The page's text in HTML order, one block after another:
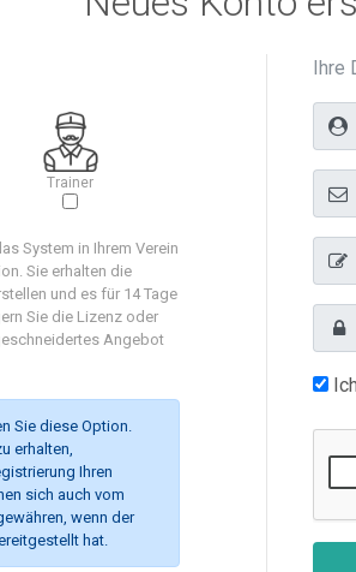
Trainer
System in Ihrem Verein
Sie erhalten die
und es für 14 Tage
Sie die Lizenz oder
Angebot
Sie diese Option.
erhalten,
Ihren
sich auch vom
wenn der
hat.
Ihre